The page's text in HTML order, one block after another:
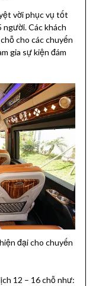
vời phục vụ tốt
Các khách
cho các chuyến
gia sự kiện đám
đại cho chuyến
12 – 16 chỗ như: